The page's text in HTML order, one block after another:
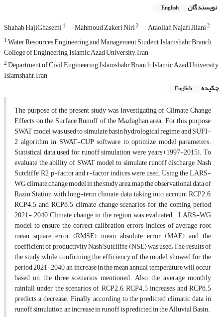
نویسندگان English
Shahab HajiGhasemi1 Mahmoud Zakeri Niri2 Ataollah Najafi Jilani2
1Water Resources Engineering and Management Student, Islamshahr Branch,
College of Engineering, Islamic Azad University, Iran
2Department of Civil Engineering, Islamshahr Branch, Islamic Azad University,
Islamshahr, Iran
چکیده
English
The purpose of the present study was Investigating of Climate Change
Effects on the Surface Runoff of the Mazlaghan area. For this purpose,
SWAT model was used to simulate basin hydrological regime and SUFI-
2 algorithm in SWAT-CUP software to optimize model parameters.
Statistical data used for runoff simulation were years (1997-2015). To
evaluate the ability of SWAT model to simulate runoff discharge, Nash
Sutcliffe, R2, p-factor and r-factor indices were used. Using the LARS-
WG climate change model in the study area, map the observational data of
Razin Station with long-term climate data, taking into account RCP2.6,
RCP4.5 and RCP8.5 climate change scenarios for the coming period
2021- 2040 Climate change in the region was evaluated.. LARS-WG
model to ensure the correct calibration errors indices of average root
mean square error (RMSE), mean absolute error (MAE) and the
coefficient of productivity Nash Sutcliffe (NSE) was used; The results of
the study, while confirming the efficiency of the model, showed for the
period 2021-2040, an increase in the mean annual temperature will occur
based on the three scenarios mentioned. Also, the average monthly
rainfall under the scenarios of RCP2.6, RCP4.5 increases and RCP8.5
predicts a decrease. Finally, according to the predicted climatic data in
runoff simulation, an increase in runoff is predicted in the Alluvial Basin.